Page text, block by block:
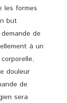
les formes
but
de
à un
douleur
de
sera